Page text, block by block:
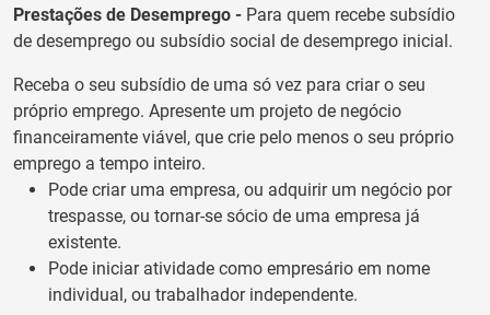
Prestações de Desemprego - Para quem recebe subsídio
de desemprego ou subsídio social de desemprego inicial.
Receba o seu subsídio de uma só vez para criar o seu
próprio emprego. Apresente um projeto de negócio
financeiramente viável, que crie pelo menos o seu próprio
emprego a tempo inteiro.
Pode criar uma empresa, ou adquirir um negócio por
trespasse, ou tornar-se sócio de uma empresa já
existente.
Pode iniciar atividade como empresário em nome
individual, ou trabalhador independente.